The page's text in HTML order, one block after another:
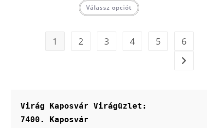
Válassz opciót
1 2 3 4 5 6
Virág Kaposvár Virágüzlet:
7400. Kaposvár